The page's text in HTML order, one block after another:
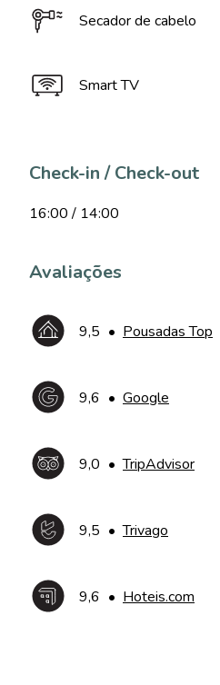
Secador de cabelo
Smart TV
Check-in / Check-out
16:00 / 14:00
Avaliações
9,5 • Pousadas Top
9,6 • Google
9,0 •TripAdvisor
9,5 •Trivago
9,6 • Hoteis.com